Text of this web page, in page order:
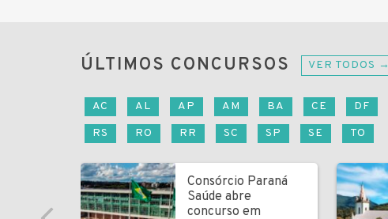
ÚLTIMOS CONCURSOS VER TODOS →
AC AL AP AM BA CE DF
RS
RO RR SC SP SE TO
Consórcio Paraná
Saúde abre
concurso em